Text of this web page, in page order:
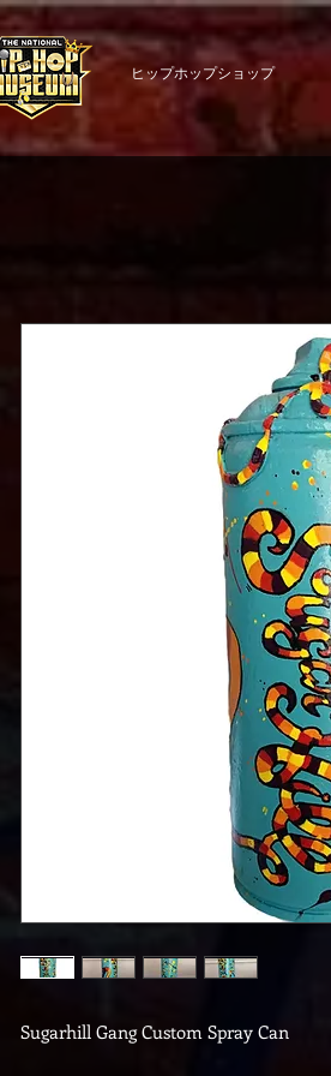
ヒップホップショップ
Sugarhill Gang Custom Spray Can